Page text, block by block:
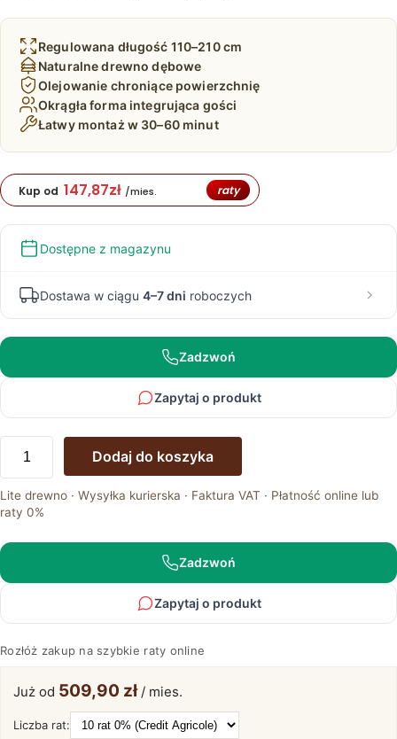
Regulowana długość 110–210 cm
Naturalne drewno dębowe
Olejowanie chroniące powierzchnię
Okrągła forma integrująca gości
Łatwy montaż w 30–60 minut
Kup od 147,87zł /mies. raty
Dostępne z magazynu
Dostawa w ciągu 4–7 dni roboczych
Zadzwoń
Zapytaj o produkt
Dębowy
stół
110
tabacco
cm
Dodaj do koszyka
Lite drewno · Wysyłka kurierska · Faktura VAT · Płatność online lub
raty 0%
Zadzwoń
Zapytaj o produkt
Rozłóż zakup na szybkie raty online
Już od 509,90 zł/ mies.
Liczba rat: